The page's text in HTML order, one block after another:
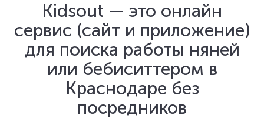
Kidsout — это онлайн
сервис (сайт и приложение)
для поиска работы няней
или бебиситтером в
Краснодаре без
посредников